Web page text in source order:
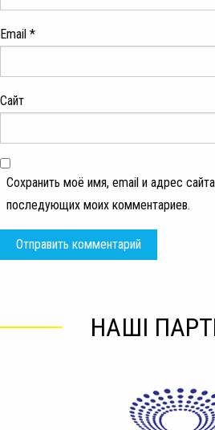
Email *
Сайт
Сохранить моё имя, email и адрес
последующих моих комментариев.
НАШІ